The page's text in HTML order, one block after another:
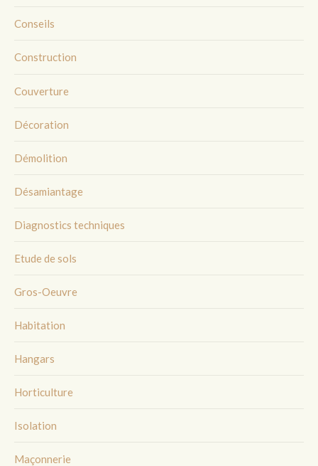
Conseils
Construction
Couverture
Décoration
Démolition
Désamiantage
Diagnostics techniques
Etude de sols
Gros-Oeuvre
Habitation
Hangars
Horticulture
Isolation
Maçonnerie